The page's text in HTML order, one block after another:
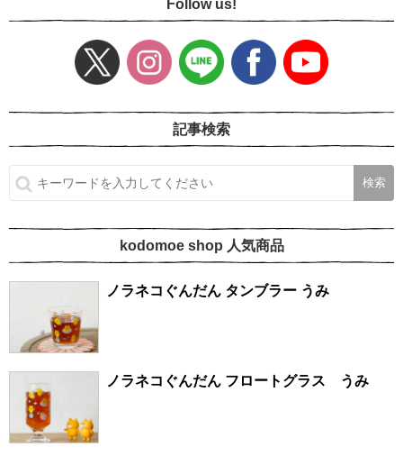
Follow us!
記事検索
kodomoe shop 人気商品
ノラネコぐんだん タンブラー うみ
ノラネコぐんだん フロートグラス うみ